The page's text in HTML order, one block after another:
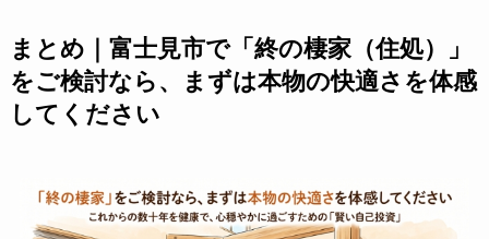
まとめ｜富士見市で「終の棲家（住処）」
をご検討なら、まずは本物の快適さを体感
してください